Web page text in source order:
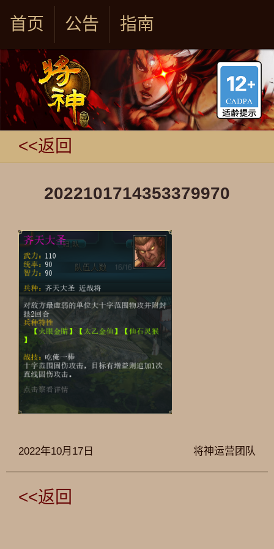
首页 公告 指南
<<返回
2022101714353379970
将神运营团队
2022年10月17日
<<返回